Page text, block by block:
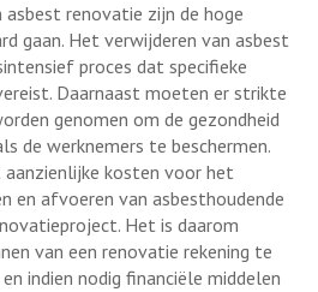
asbest renovatie zijn de hoge
gaan. Het verwijderen van asbest
proces dat specifieke
Daarnaast moeten er strikte
genomen om de gezondheid
de werknemers te beschermen.
kosten voor het
en afvoeren van asbesthoudende
Het is daarom
van een renovatie rekening te
indien nodig financiële middelen